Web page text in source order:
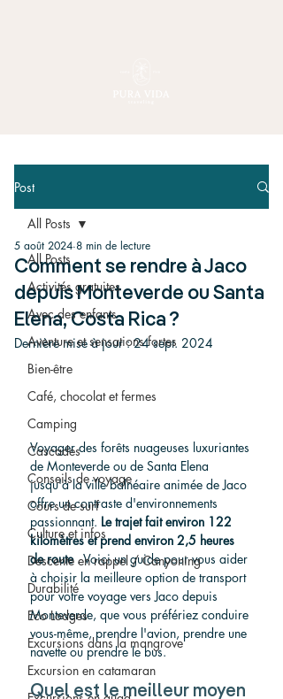
Post
All Posts
Activités gratuites
Avec des enfants
Aventure et sensations fortes
Bien-être
Café, chocolat et fermes
Camping
Cascades
Conseils de voyage
Cours de surf
Culture et infos
Descente en rappel / Canyoning
Durabilité
Eco Lodges
Excursions dans la mangrove
Excursion en catamaran
All Posts
Comment se rendre à Jaco
depuis Monteverde ou Santa
Elena, Costa Rica ?
5 août 2024 8 min de lecture
Dernière mise à jour :24 sept. 2024
Voyager des forêts nuageuses luxuriantes
de Monteverde ou de Santa Elena
jusqu'à la ville balnéaire animée de Jaco
offre un contraste d'environnements
passionnant. Le trajet fait environ 122
kilomètres et prend environ 2,5 heures
de route .Voici un guide pour vous aider
à choisir la meilleure option de transport
pour votre voyage vers Jaco depuis
Monteverde, que vous préfériez conduire
vous-même, prendre l'avion, prendre une
navette ou prendre le bus.
Quel est le meilleur moyen